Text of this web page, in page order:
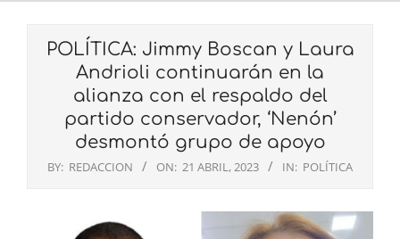
POLÍTICA: Jimmy Boscan y Laura
Andrioli continuarán en la
alianza con el respaldo del
partido conservador, ‘Nenón’
desmontó grupo de apoyo
BY: REDACCION ON: 21 ABRIL, 2023 IN: POLÍTICA